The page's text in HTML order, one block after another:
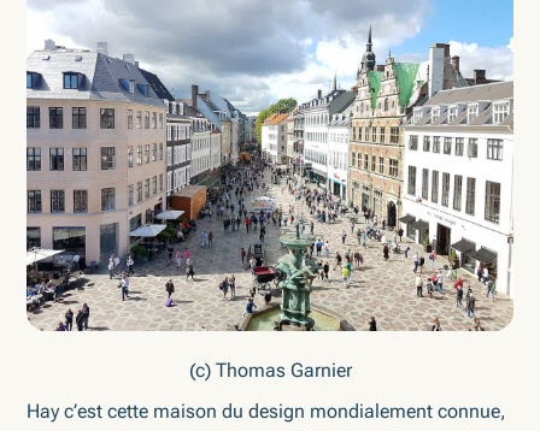
(c) Thomas Garnier
Hay c’est cette maison du design mondialement connue,